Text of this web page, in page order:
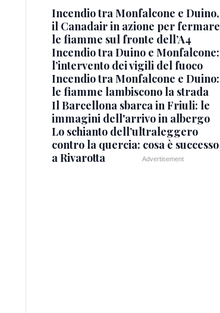
Incendio tra Monfalcone e Duino,
il Canadair in azione per fermare
le fiamme sul fronte dell’A4
Incendio tra Duino e Monfalcone:
l’intervento dei vigili del fuoco
Incendio tra Monfalcone e Duino:
le fiamme lambiscono la strada
Il Barcellona sbarca in Friuli: le
immagini dell'arrivo in albergo
Lo schianto dell’ultraleggero
contro la quercia: cosa è successo
a Rivarotta